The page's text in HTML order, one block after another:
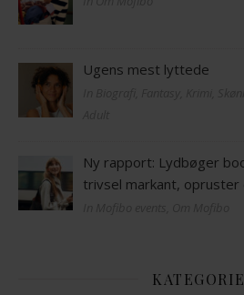
Ugens mest lyttede
Ny rapport: Lydbøger
trivsel markant, opruster